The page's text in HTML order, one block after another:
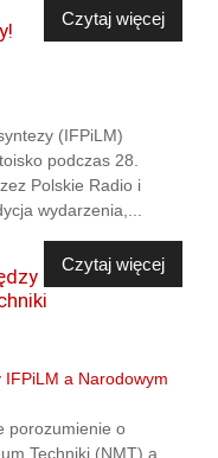
Czytaj więcej
(IFPiLM)
podczas 28.
Polskie Radio i
wydarzenia,...
Czytaj więcej
porozumienie o
Techniki (NMT) a